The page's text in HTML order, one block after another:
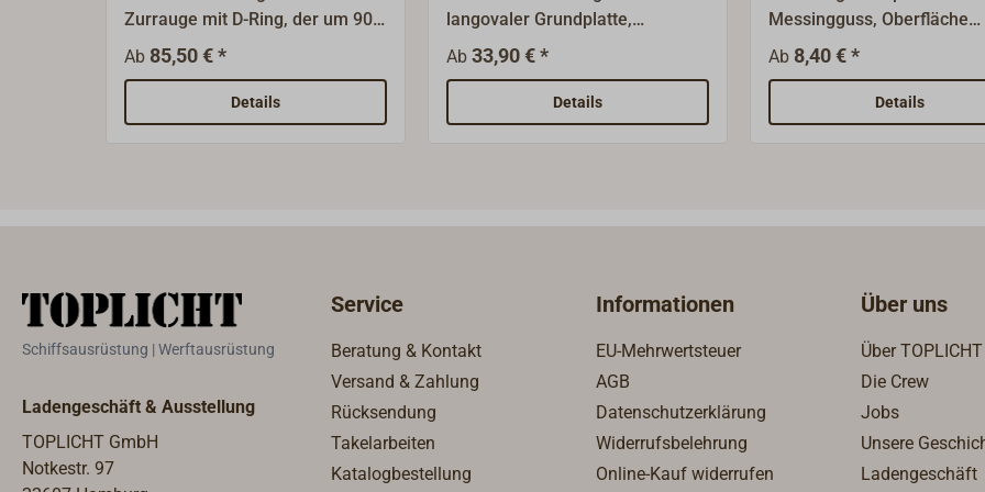
Zurrauge mit D-Ring, der um 90
Grad geklappt werden
kann.Material: Gussbronze,
Oberfläche: feinmatt getrommelt
Ab 85,50 € *
Details
langovaler Grundplatte,
Oberfläche: feinmatt
getrommelt.
Ab 33,90 € *
Details
Messingguss, Oberfläche
Messing poliert oder
verchromt.Für viele
Anwendungen geeignet.
Grundplatte mit schlankem
Ab 8,40 € *
Details
Schiffsausrüstung | Werftausrüstung
Ladengeschäft & Ausstellung
TOPLICHT GmbH
Notkestr. 97
Service
Beratung & Kontakt
Versand & Zahlung
Rücksendung
Takelarbeiten
Katalogbestellung
Informationen
EU-Mehrwertsteuer
AGB
Datenschutzerklärung
Widerrufsbelehrung
Online-Kauf widerrufen
Über uns
Über TOPLICHT
Die Crew
Jobs
Unsere
Ladengeschäft